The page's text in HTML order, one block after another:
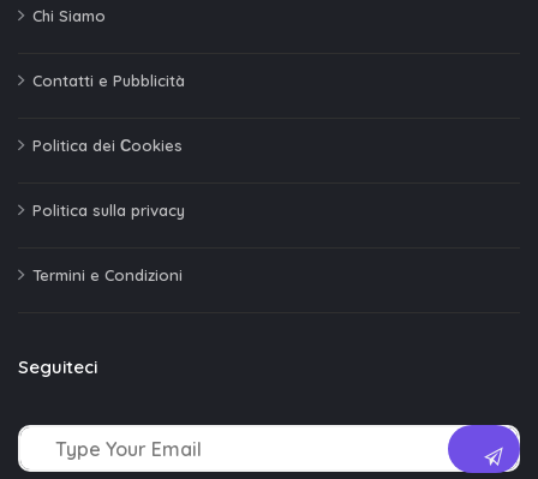
Chi Siamo
Contatti e Pubblicità
Politica dei Сookies
Politica sulla privacy
Termini e Condizioni
Seguiteci